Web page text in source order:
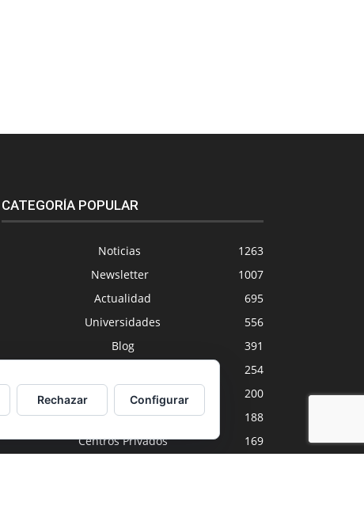
CATEGORÍA POPULAR
Noticias
1263
Newsletter
1007
Actualidad
695
Universidades
556
Blog
391
254
Nuevas Tecnologías
200
Estudios
188
Centros Privados
169
Rechazar Configurar